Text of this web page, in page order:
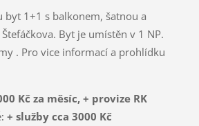
byt 1+1 s balkonem, šatnou a
Byt je umístěn v 1 NP.
. Pro vice informací a prohlídku
Kč za měsíc, + provize RK
+ služby cca 3000 Kč